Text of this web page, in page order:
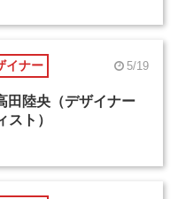
イナー 5/19
田陸央（デザイナー
スト）